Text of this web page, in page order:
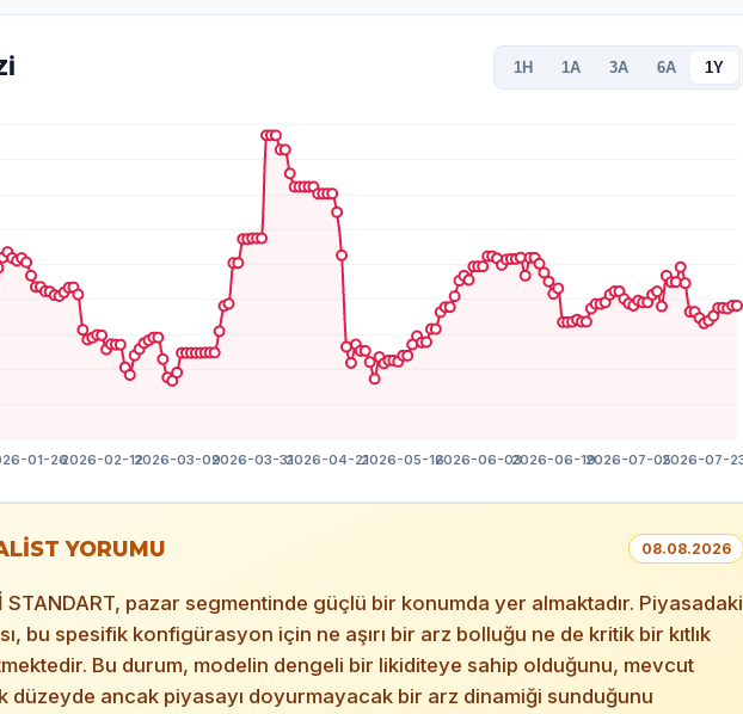
1H 1A 3A 6A 1Y
YORUMU 08.08.2026
STANDART, pazar segmentinde güçlü bir konumda yer almaktadır. Piyasadaki
bu spesifik konfigürasyon için ne aşırı bir arz bolluğu ne de kritik bir kıtlık
Bu durum, modelin dengeli bir likiditeye sahip olduğunu, mevcut
düzeyde ancak piyasayı doyurmayacak bir arz dinamiği sunduğunu